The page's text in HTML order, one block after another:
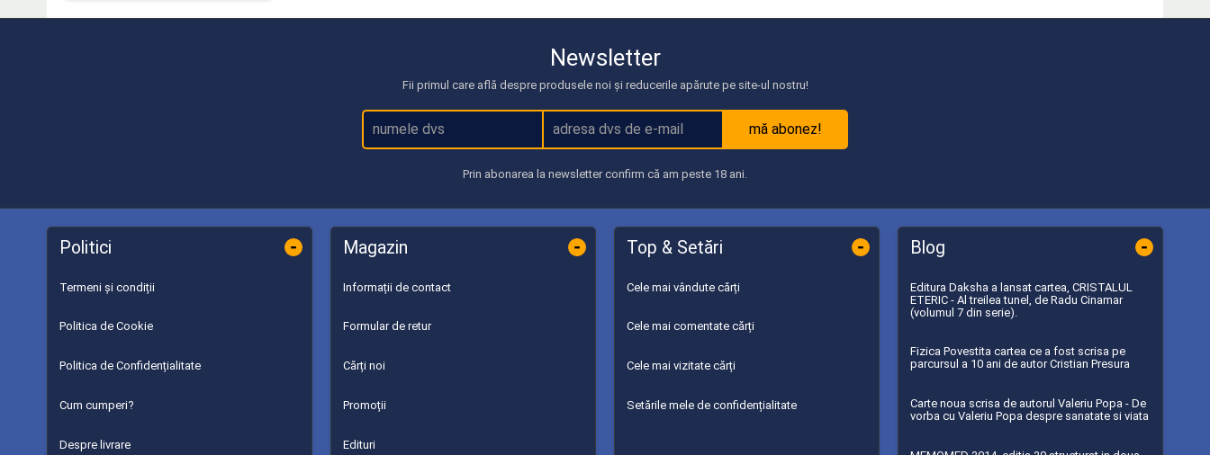
Newsletter
Fii primul care află despre produsele noi și reducerile apărute pe site-ul nostru!
mă abonez!
Prin abonarea la newsletter confirm că am peste 18 ani.
Politici -
Termeni și condiții
Politica de Cookie
Politica de Confidențialitate
Cum cumperi?
Despre livrare
Magazin -
Informații de contact
Formular de retur
Cărți noi
Promoții
Edituri
Top & Setări -
Cele mai vândute cărți
Cele mai comentate cărți
Cele mai vizitate cărți
Setările mele de confidențialitate
Blog -
Editura Daksha a lansat cartea, CRISTALUL
ETERIC - Al treilea tunel, de Radu Cinamar
(volumul 7 din serie).
Fizica Povestita cartea ce a fost scrisa pe
parcursul a 10 ani de autor Cristian Presura
Carte noua scrisa de autorul Valeriu Popa - De
vorba cu Valeriu Popa despre sanatate si viata